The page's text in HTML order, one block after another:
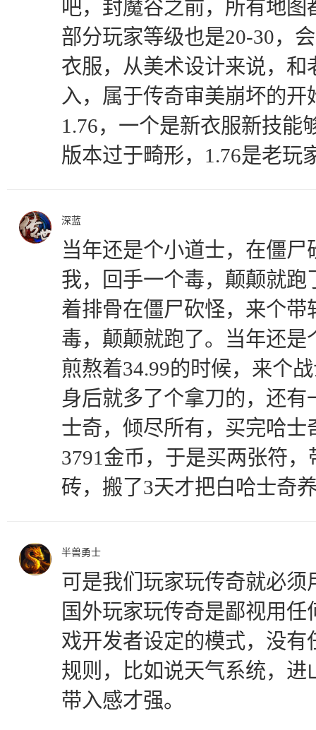
吧，封魔谷之前，所有地
部分玩家等级也是20-30，
衣服，从美术设计来说，
入，属于传奇审美崩坏的
1.76，一个是新衣服新技能
版本过于畸形，1.76是老玩
深蓝
当年还是个小道士，在僵
我，回手一个毒，颠颠就
着排骨在僵尸砍怪，来个
毒，颠颠就跑了。当年还
煎熬着34.99的时候，来个
身后就多了个拿刀的，还
士奇，倾尽所有，买完哈
3791金币，于是买两张符
砖，搬了3天才把白哈士奇
半兽勇士
可是我们玩家玩传奇就必
国外玩家玩传奇是鄙视用
戏开发者设定的模式，没
规则，比如说天气系统，
带入感才强。